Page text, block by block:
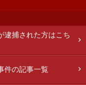
逮捕された方はこち
件の記事一覧